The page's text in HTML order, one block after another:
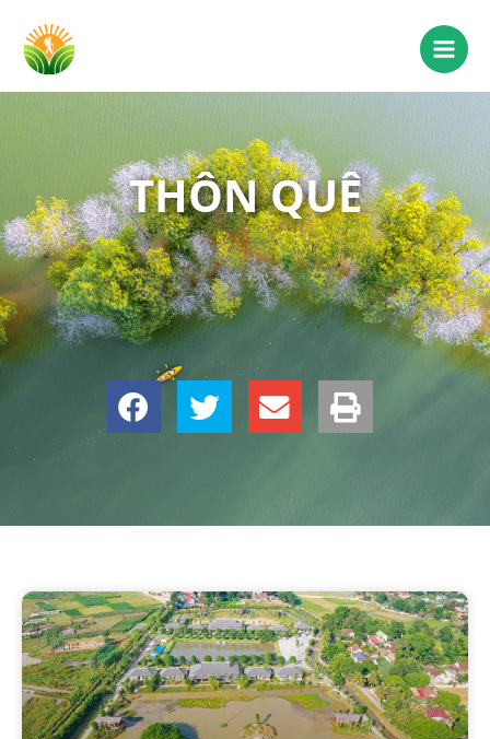
THÔN QUÊ